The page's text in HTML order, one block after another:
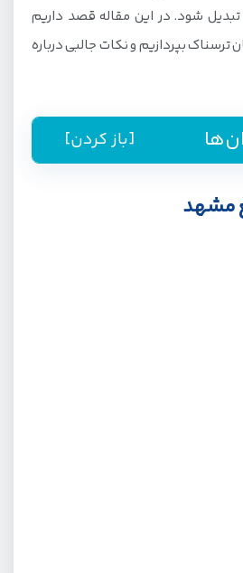
شود. در این مقاله قصد داریم
بپردازیم و نکات جالبی درباره
[باز کردن]
مشهد